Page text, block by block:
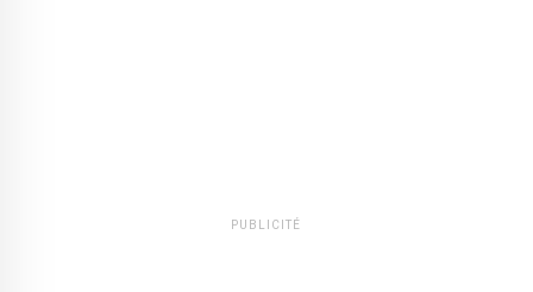
PUBLICITÉ